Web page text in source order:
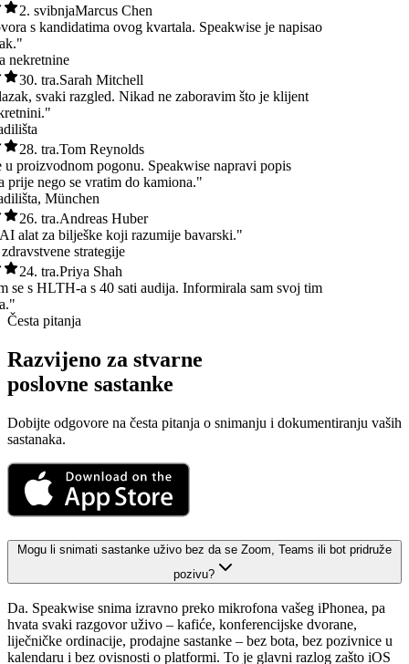
2. svibnjaMarcus Chen
s kandidatima ovog kvartala. Speakwise je napisao
nekretnine
30. tra.Sarah Mitchell
svaki razgled. Nikad ne zaboravim što je klijent
28. tra.Tom Reynolds
u proizvodnom pogonu. Speakwise napravi popis
prije nego se vratim do kamiona."
München
26. tra.Andreas Huber
AI alat za bilješke koji razumije bavarski."
zdravstvene strategije
24. tra.Priya Shah
se s HLTH-a s 40 sati audija. Informirala sam svoj tim
Česta pitanja
Razvijeno za stvarne
poslovne sastanke
Dobijte odgovore na česta pitanja o snimanju i dokumentiranju vaših
sastanaka.
Mogu li snimati sastanke uživo bez da se Zoom, Teams ili bot pridruže
pozivu?
Da. Speakwise snima izravno preko mikrofona vašeg iPhonea, pa
hvata svaki razgovor uživo – kafiće, konferencijske dvorane,
liječničke ordinacije, prodajne sastanke – bez bota, bez pozivnice u
kalendaru i bez ovisnosti o platformi. To je glavni razlog zašto iOS